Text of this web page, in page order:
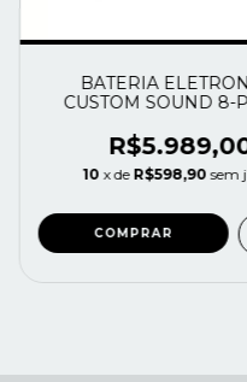
BATERIA
CUSTOM SOUND 8-
10 x de R$598,90 sem